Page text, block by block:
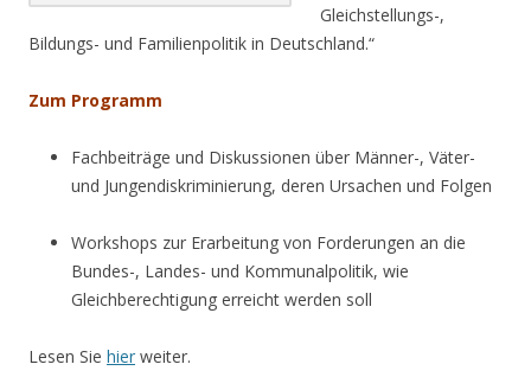
Gleichstellungs-,
Bildungs- und Familienpolitik in Deutschland.“
Zum Programm
Fachbeiträge und Diskussionen über Männer-, Väter-
und Jungendiskriminierung, deren Ursachen und Folgen
Workshops zur Erarbeitung von Forderungen an die
Bundes-, Landes- und Kommunalpolitik, wie
Gleichberechtigung erreicht werden soll
Lesen Sie hier weiter.